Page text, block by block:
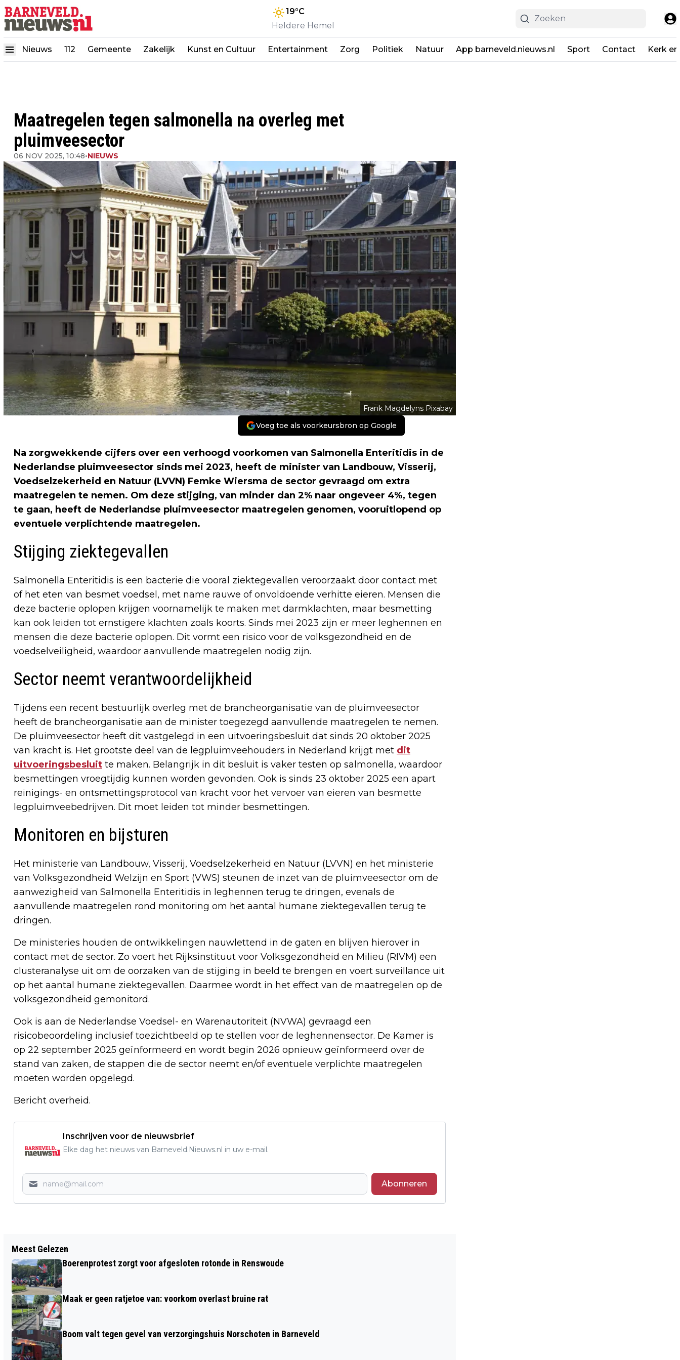
19°C
Heldere Hemel
Nieuws 112 Gemeente Zakelijk Kunst en Cultuur Entertainment Zorg Politiek Natuur App barneveld.nieuws.nl Sport Contact Kerk
Maatregelen tegen salmonella na overleg met
pluimveesector
06 NOV 2025, 10:48•NIEUWS
Frank Magdelyns Pixabay
Voeg toe als voorkeursbron op Google
Na zorgwekkende cijfers over een verhoogd voorkomen van Salmonella Enteritidis in de
Nederlandse pluimveesector sinds mei 2023, heeft de minister van Landbouw, Visserij,
Voedselzekerheid en Natuur (LVVN) Femke Wiersma de sector gevraagd om extra
maatregelen te nemen. Om deze stijging, van minder dan 2% naar ongeveer 4%, tegen
te gaan, heeft de Nederlandse pluimveesector maatregelen genomen, vooruitlopend op
eventuele verplichtende maatregelen.
Stijging ziektegevallen
Salmonella Enteritidis is een bacterie die vooral ziektegevallen veroorzaakt door contact met
of het eten van besmet voedsel, met name rauwe of onvoldoende verhitte eieren. Mensen die
deze bacterie oplopen krijgen voornamelijk te maken met darmklachten, maar besmetting
kan ook leiden tot ernstigere klachten zoals koorts. Sinds mei 2023 zijn er meer leghennen en
mensen die deze bacterie oplopen. Dit vormt een risico voor de volksgezondheid en de
voedselveiligheid, waardoor aanvullende maatregelen nodig zijn.
Sector neemt verantwoordelijkheid
Tijdens een recent bestuurlijk overleg met de brancheorganisatie van de pluimveesector
heeft de brancheorganisatie aan de minister toegezegd aanvullende maatregelen te nemen.
De pluimveesector heeft dit vastgelegd in een uitvoeringsbesluit dat sinds 20 oktober 2025
van kracht is. Het grootste deel van de legpluimveehouders in Nederland krijgt met dit
uitvoeringsbesluit te maken. Belangrijk in dit besluit is vaker testen op salmonella, waardoor
besmettingen vroegtijdig kunnen worden gevonden. Ook is sinds 23 oktober 2025 een apart
reinigings- en ontsmettingsprotocol van kracht voor het vervoer van eieren van besmette
legpluimveebedrijven. Dit moet leiden tot minder besmettingen.
Monitoren en bijsturen
Het ministerie van Landbouw, Visserij, Voedselzekerheid en Natuur (LVVN) en het ministerie
van Volksgezondheid Welzijn en Sport (VWS) steunen de inzet van de pluimveesector om de
aanwezigheid van Salmonella Enteritidis in leghennen terug te dringen, evenals de
aanvullende maatregelen rond monitoring om het aantal humane ziektegevallen terug te
dringen.
De ministeries houden de ontwikkelingen nauwlettend in de gaten en blijven hierover in
contact met de sector. Zo voert het Rijksinstituut voor Volksgezondheid en Milieu (RIVM) een
clusteranalyse uit om de oorzaken van de stijging in beeld te brengen en voert surveillance uit
op het aantal humane ziektegevallen. Daarmee wordt in het effect van de maatregelen op de
volksgezondheid gemonitord.
Ook is aan de Nederlandse Voedsel- en Warenautoriteit (NVWA) gevraagd een
risicobeoordeling inclusief toezichtbeeld op te stellen voor de leghennensector. De Kamer is
op 22 september 2025 geïnformeerd en wordt begin 2026 opnieuw geïnformeerd over de
stand van zaken, de stappen die de sector neemt en/of eventuele verplichte maatregelen
moeten worden opgelegd.
Bericht overheid.
Inschrijven voor de nieuwsbrief
Elke dag het nieuws van Barneveld.Nieuws.nl in uw e-mail.
Abonneren
INZET BRANDWEER BARNEVELD VOOR
BRANDENDE BOOM IN BARNEVELD
BOSLAAN- MOLENWEG IN LUNTEREN
Meest Gelezen
Boerenprotest zorgt voor afgesloten rotonde in Renswoude
Maak er geen ratjetoe van: voorkom overlast bruine rat
Boom valt tegen gevel van verzorgingshuis Norschoten in Barneveld